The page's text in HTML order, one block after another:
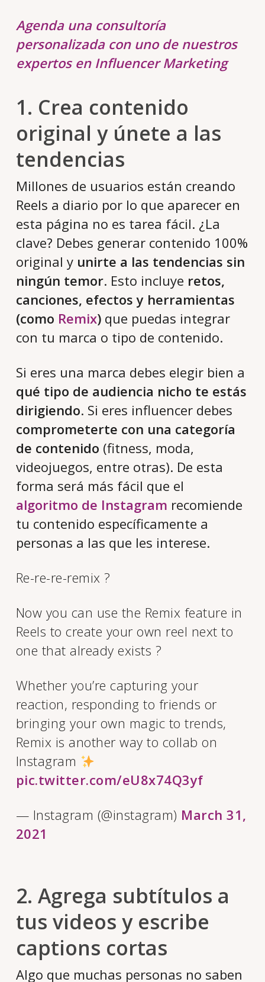
Agenda una consultoría
personalizada con uno de nuestros
expertos en Influencer Marketing
1. Crea contenido
original y únete a las
tendencias
Millones de usuarios están creando
Reels a diario por lo que aparecer en
esta página no es tarea fácil. ¿La
clave? Debes generar contenido 100%
original y unirte a las tendencias sin
ningún temor. Esto incluye retos,
canciones, efectos y herramientas
(como Remix)que puedas integrar
con tu marca o tipo de contenido.
Si eres una marca debes elegir bien a
qué tipo de audiencia nicho te estás
dirigiendo. Si eres influencer debes
comprometerte con una categoría
de contenido (fitness, moda,
videojuegos, entre otras). De esta
forma será más fácil que el
algoritmo de Instagram recomiende
tu contenido específicamente a
personas a las que les interese.
Re-re-re-remix ?
Now you can use the Remix feature in
Reels to create your own reel next to
one that already exists ?
Whether you’re capturing your
reaction, responding to friends or
bringing your own magic to trends,
Remix is another way to collab on
Instagram
pic.twitter.com/eU8x74Q3yf
— Instagram (@instagram) March 31,
2021
2. Agrega subtítulos a
tus videos y escribe
captions cortas
Algo que muchas personas no saben